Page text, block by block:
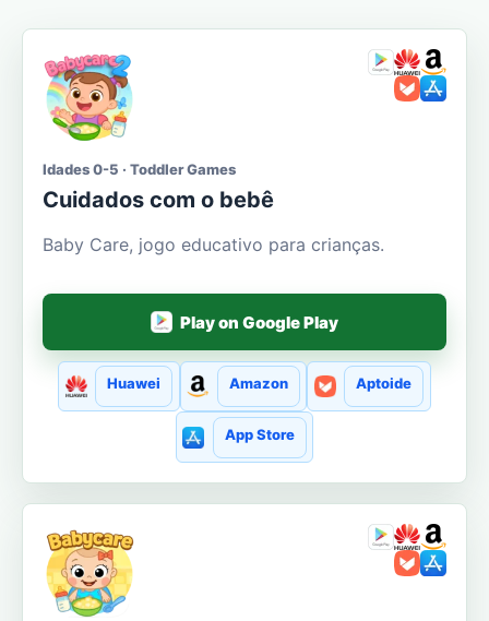
Idades 0-5 · Toddler Games
Cuidados com o bebê
Baby Care, jogo educativo para crianças.
Play on Google Play
Huawei Amazon Aptoide
App Store